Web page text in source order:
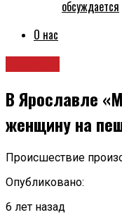
обсуждается
О нас
В Ярославле
женщину на
Происшествие
Опубликовано:
6 лет назад